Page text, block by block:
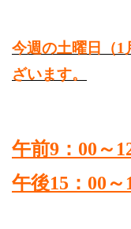
今週の土曜日（1
ざいます。
午前9：00～
午後15：00～